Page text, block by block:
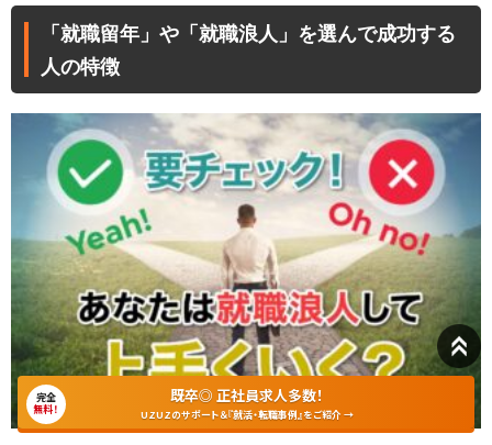
「就職留年」や「就職浪人」を選んで成功する
人の特徴
完全
無料！
既卒◎ 正社員求人多数！
UZUZのサポート＆『就活・転職事例』をご紹介 →